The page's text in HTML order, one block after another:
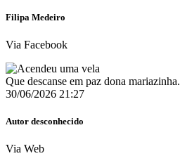
Filipa Medeiro
Via Facebook
Que descanse em paz dona mariazinha.
30/06/2026 21:27
Autor desconhecido
Via Web